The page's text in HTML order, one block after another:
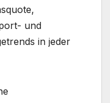
und
in jeder